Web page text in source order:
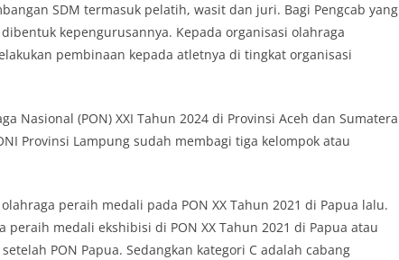
SDM termasuk pelatih, wasit dan juri. Bagi Pengcab yang
kepengurusannya. Kepada organisasi olahraga
pembinaan kepada atletnya di tingkat organisasi
Nasional (PON) XXI Tahun 2024 di Provinsi Aceh dan Sumatera
Provinsi Lampung sudah membagi tiga kelompok atau
peraih medali pada PON XX Tahun 2021 di Papua lalu.
peraih medali ekshibisi di PON XX Tahun 2021 di Papua atau
PON Papua. Sedangkan kategori C adalah cabang